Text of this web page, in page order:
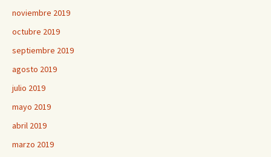
noviembre 2019
octubre 2019
septiembre 2019
agosto 2019
julio 2019
mayo 2019
abril 2019
marzo 2019